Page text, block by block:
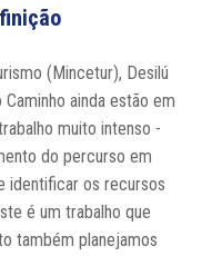
(Mincetur), Desilú
ainda estão em
muito intenso -
do percurso em
identificar os recursos
é um trabalho que
também planejamos